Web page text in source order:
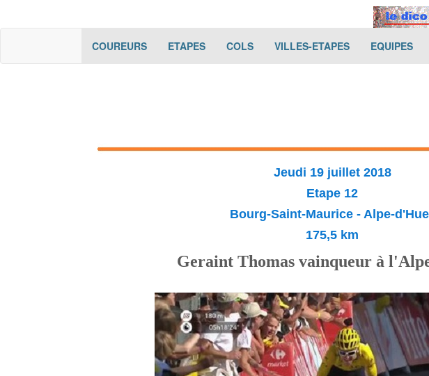
COUREURS(current)ETAPES(current)
COLS(current)VILLES-ETAPES(current)EQUIPES
Jeudi 19 juillet 2018
Etape 12
Bourg-Saint-Maurice - Alpe-
175,5 km
Geraint Thomas vainqueur à